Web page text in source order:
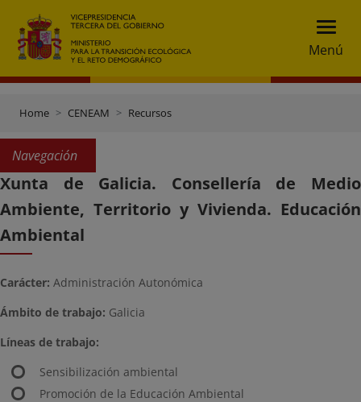
Menú
Home CENEAM Recursos
Navegación
Xunta de Galicia. Consellería de Medio
Ambiente, Territorio y Vivienda. Educación
Ambiental
Carácter: Administración Autonómica
Ámbito de trabajo: Galicia
Líneas de trabajo:
Sensibilización ambiental
Promoción de la Educación Ambiental